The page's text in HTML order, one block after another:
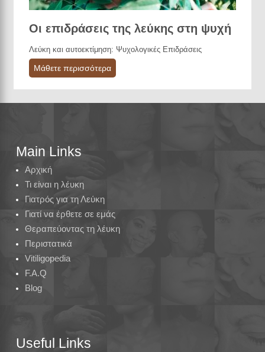
Οι επιδράσεις της λεύκης στη ψυχή
Λεύκη και αυτοεκτίμηση: Ψυχολογικές Επιδράσεις
Μάθετε περισσότερα
Main Links
Αρχική
Τι είναι η λέυκη
Γιατρός για τη Λεύκη
Γιατί να έρθετε σε εμάς
Θεραπεύοντας τη λέυκη
Περιστατικά
Vitiligopedia
F.A.Q
Blog
Useful Links